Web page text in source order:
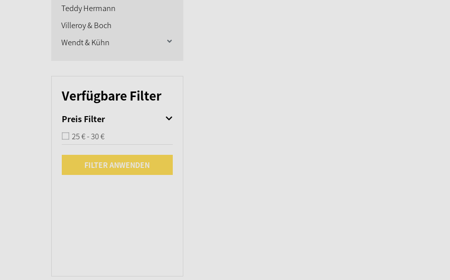
Teddy Hermann
Villeroy & Boch
Wendt & Kühn
Verfügbare Filter
Preis Filter
25 € - 30 €
FILTER ANWENDEN